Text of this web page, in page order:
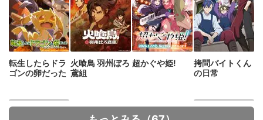
転生したらドラ
ゴンの卵だった
火喰鳥 羽州ぼろ
鳶組
超かぐや姫!
拷問バイトくん
の日常